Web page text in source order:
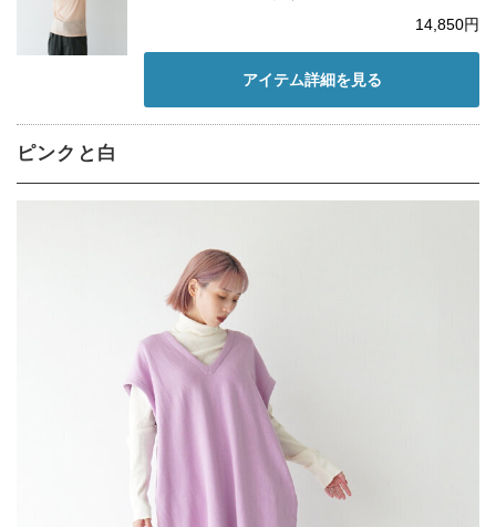
14,850円
アイテム詳細を見る
ピンクと白